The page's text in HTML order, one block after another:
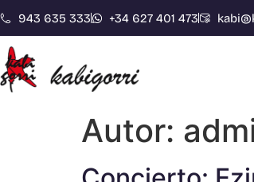
943 635 333 +34 627 401 473
Autor: